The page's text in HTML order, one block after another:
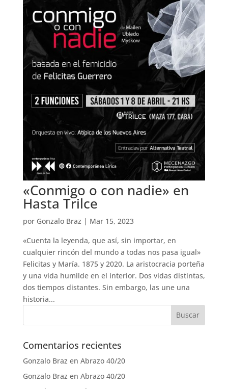
«Conmigo o con nadie» en
Hasta Trilce
por Gonzalo Braz | Mar 15, 2023
«Cuenta la leyenda, que así, sin importar, en
cualquier rincón del mundo a todas nos pasa igual»
Felicitas y María. 1875 y 2020. La aristocracia porteña
y una vida humilde en el interior. Dos vidas distintas,
dos tiempos distantes. Sin embargo, las une una
historia...
Comentarios recientes
Gonzalo Braz en Abrazo 40/20
Gonzalo Braz en Abrazo 40/20